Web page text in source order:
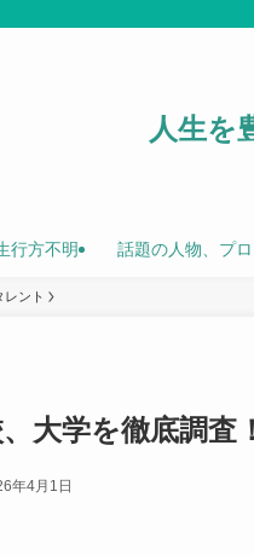
人生を
行方不明 話題の人物、プ
レント
大学を徹底調査
年4月1日